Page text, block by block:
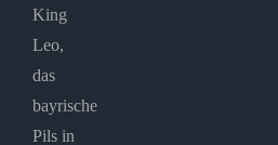
King
Leo,
das
bayrische
Pils in